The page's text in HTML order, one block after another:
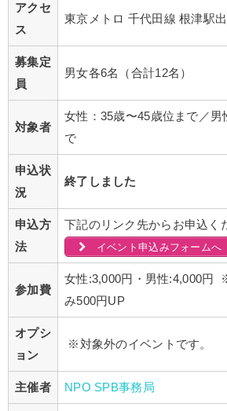
アクセ
ス
東京メトロ 千代田線 根津駅
募集定
員
男女各6名（合計12名）
対象者
女性：35歳〜45歳位まで／男
で
申込状
況
終了しました
申込方
法
下記のリンク先からお申込く
イベント申込みフォームへ
参加費
女性:3,000円・男性:4,000円
み500円UP
オプシ
ョン
※対象外のイベントです。
主催者 NPO SPB事務局